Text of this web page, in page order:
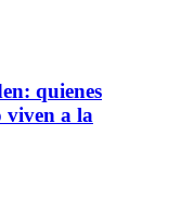
quienes
viven a la